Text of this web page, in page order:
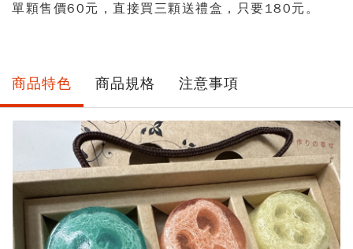
單顆售價60元，直接買三顆送禮盒，只要180元。
商品特色 商品規格 注意事項